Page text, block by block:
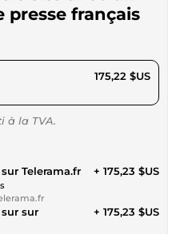
français
$US 175,22 $US
à la TVA.
Telerama.fr + 175,23 $US
sur
+ 175,23 $US